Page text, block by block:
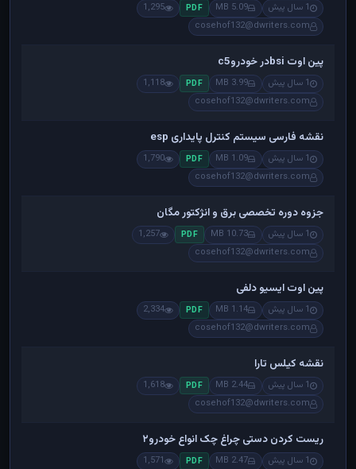
1 سال پیش 5.09 MB
PDF
1,295
cosehof132@dwriters.com
پین اوت bsiدر خودروc5
1 سال پیش 3.99 MB
PDF
1,118
cosehof132@dwriters.com
نقشه فارسی سیستم کنترل پایداری esp
1 سال پیش 1.09 MB
PDF
1,790
cosehof132@dwriters.com
جزوه دوره تخصصی برق و انژکتور مگان
1 سال پیش 10.73 MB
PDF
1,257
cosehof132@dwriters.com
پین اوت ایسیو دلفی
1 سال پیش 1.14 MB
PDF
2,334
cosehof132@dwriters.com
نقشه کیلس تارا
1 سال پیش 2.44 MB
PDF
1,618
cosehof132@dwriters.com
ریست کردن دستی چراغ چک انواع خودرو۲
1 سال پیش 2.47 MB
PDF
1,571